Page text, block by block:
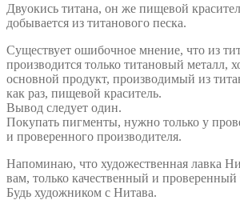
Двуокись титана, он же пищевой
добывается из титанового песка.
Существует ошибочное мнение, что из
производится только титановый металл,
основной продукт, производимый из
как раз, пищевой краситель.
Вывод следует один.
Покупать пигменты, нужно только у
и проверенного производителя.
Напоминаю, что художественная лавка
вам, только качественный и проверенный
Будь художником с Нитава.